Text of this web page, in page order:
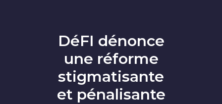
DéFI dénonce
une réforme
stigmatisante
et pénalisante